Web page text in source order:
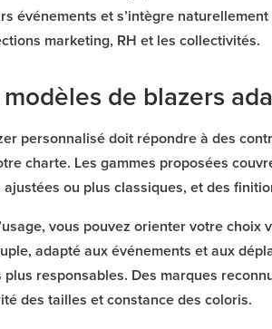
événements et s’intègre
marketing, RH et les collectivités.
modèles de blazers
personnalisé doit répondre à des
charte. Les gammes proposées
ajustées ou plus classiques, et des
vous pouvez orienter votre choix
adapté aux événements et aux
plus responsables. Des marques
des tailles et constance des coloris.